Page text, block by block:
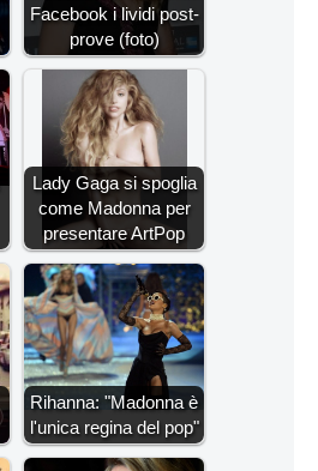
Facebook i lividi post-
prove (foto)
Lady Gaga si spoglia
come Madonna per
presentare ArtPop
Rihanna: "Madonna è
l'unica regina del pop"